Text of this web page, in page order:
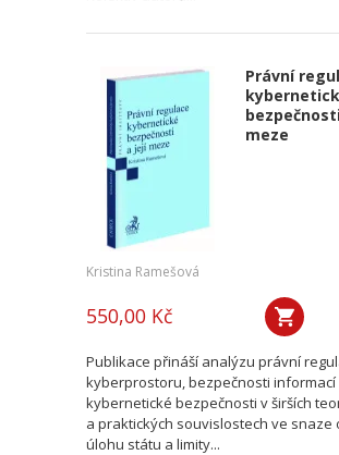
Právní
meze
Kristina Ramešová
550,00 Kč
Publikace přináší analýzu právní
kyberprostoru, bezpečnosti informací
kybernetické bezpečnosti v širších
a praktických souvislostech ve snaze
úlohu státu a limity...